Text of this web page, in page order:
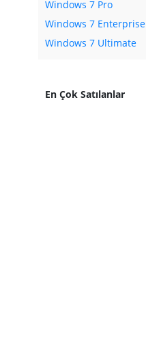
Windows 7 Pro
Windows 7 Enterprise
Windows 7 Ultimate
En Çok Satılanlar